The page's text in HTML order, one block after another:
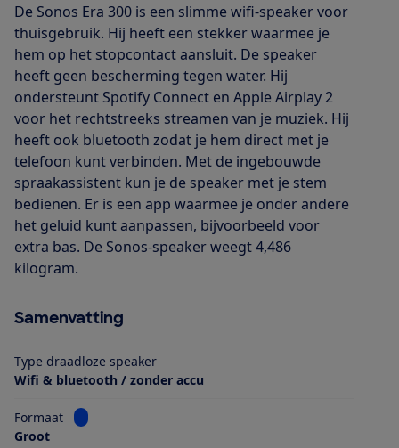
De Sonos Era 300 is een slimme wifi-speaker voor
thuisgebruik. Hij heeft een stekker waarmee je
hem op het stopcontact aansluit. De speaker
heeft geen bescherming tegen water. Hij
ondersteunt Spotify Connect en Apple Airplay 2
voor het rechtstreeks streamen van je muziek. Hij
heeft ook bluetooth zodat je hem direct met je
telefoon kunt verbinden. Met de ingebouwde
spraakassistent kun je de speaker met je stem
bedienen. Er is een app waarmee je onder andere
het geluid kunt aanpassen, bijvoorbeeld voor
extra bas. De Sonos-speaker weegt 4,486
kilogram.
Samenvatting
Type draadloze speaker
Wifi & bluetooth / zonder accu
Formaat
Bekijk informatie voor Formaat
Groot